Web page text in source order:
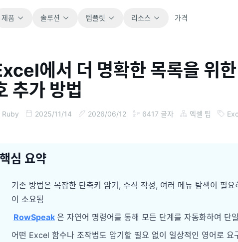
제품 솔루션 템플릿
전체
바로 사용할 수 있는 모든 스프레드시트 템플릿
을 살펴보세요.
운영
판매
파이프라인, 목표, 예측, 매출 추적에 활용합니
다.
리소스
블로그
핵심 제품 문서, 설정, 사용 참고 자료를 제공합
프롬프트 라이브러리
분석, 보고, 정리에 유용한 프롬프트를 모았습
가격
에서 더 명확한 목록을 위
추가 방법
Ruby 2025/11/14 2026/06/12 6417 글자 엑셀 팁
핵심 요약
기존 방법은 복잡한 단축키 암기, 수식 작성, 여러 메뉴 탐색이 필
이 소요됨
RowSpeak 은 자연어 명령어를 통해 모든 단계를 자동화하여 단
어떤 Excel 함수나 조작법도 암기할 필요 없이 일상적인 영어로